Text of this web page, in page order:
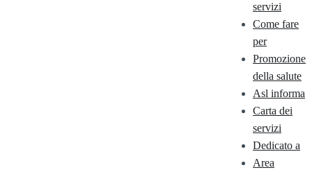
servizi
Come fare
per
Promozione
della salute
Asl informa
Carta dei
servizi
Dedicato a
Area